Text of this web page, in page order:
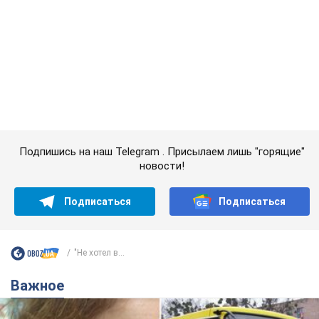
Во Львове женщина спровоцировала конфликт,
полиция составила административный
протокол. Видео
следственно-оперативная группа
4 години тому 8,0 т.